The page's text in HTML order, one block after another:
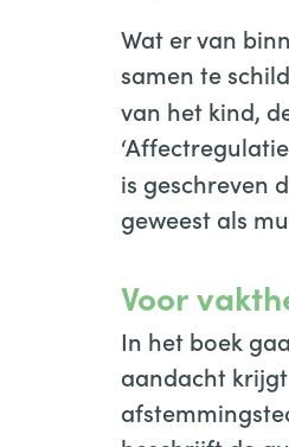
Wat er van
samen te
van het kind,
is geschreven
geweest als
Voor
In het boek
aandacht